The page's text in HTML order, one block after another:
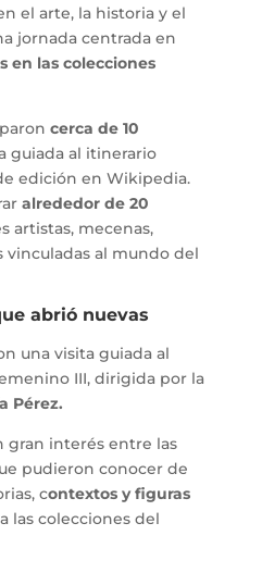
el arte, la historia y el
jornada centrada en
en las colecciones
cerca de 10
guiada al itinerario
edición en Wikipedia.
alrededor de 20
artistas, mecenas,
vinculadas al mundo del
abrió nuevas
una visita guiada al
III, dirigida por la
Pérez.
gran interés entre las
pudieron conocer de
contextos y figuras
las colecciones del